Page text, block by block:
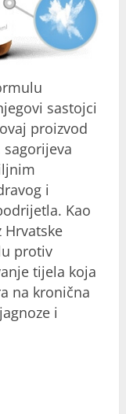
sastojci
proizvod
i
Kao
Hrvatske
protiv
tijela koja
na kronična
i